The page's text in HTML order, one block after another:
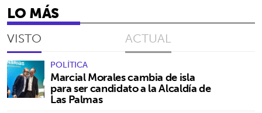
LO MÁS
VISTO ACTUAL
POLÍTICA
Marcial Morales cambia de isla
para ser candidato a la Alcaldía de
Las Palmas